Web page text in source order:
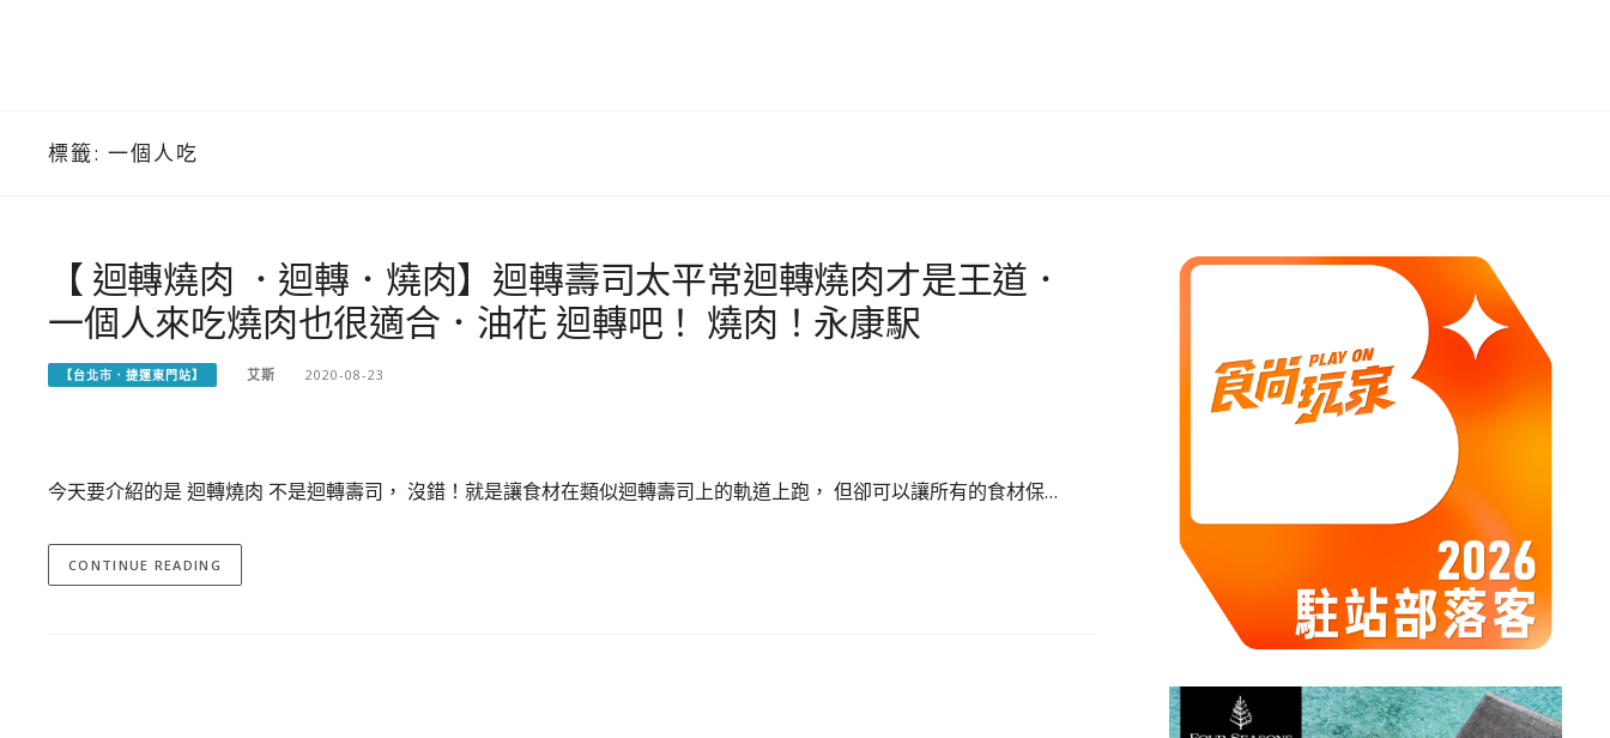
標籤: 一個人吃
【 迴轉燒肉 ．迴轉．燒肉】迴轉壽司太平常迴轉燒肉才是王道．
一個人來吃燒肉也很適合．油花 迴轉吧！ 燒肉！永康駅
【台北市．捷運東門站】 艾斯 2020-08-23
今天要介紹的是 迴轉燒肉 不是迴轉壽司， 沒錯！就是讓食材在類似迴轉壽司上的軌道上跑， 但卻可以讓所有的食材保…
CONTINUE READING